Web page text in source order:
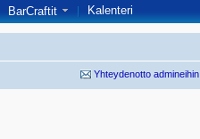
BarCraftit Kalenteri
Yhteydenotto admineihin